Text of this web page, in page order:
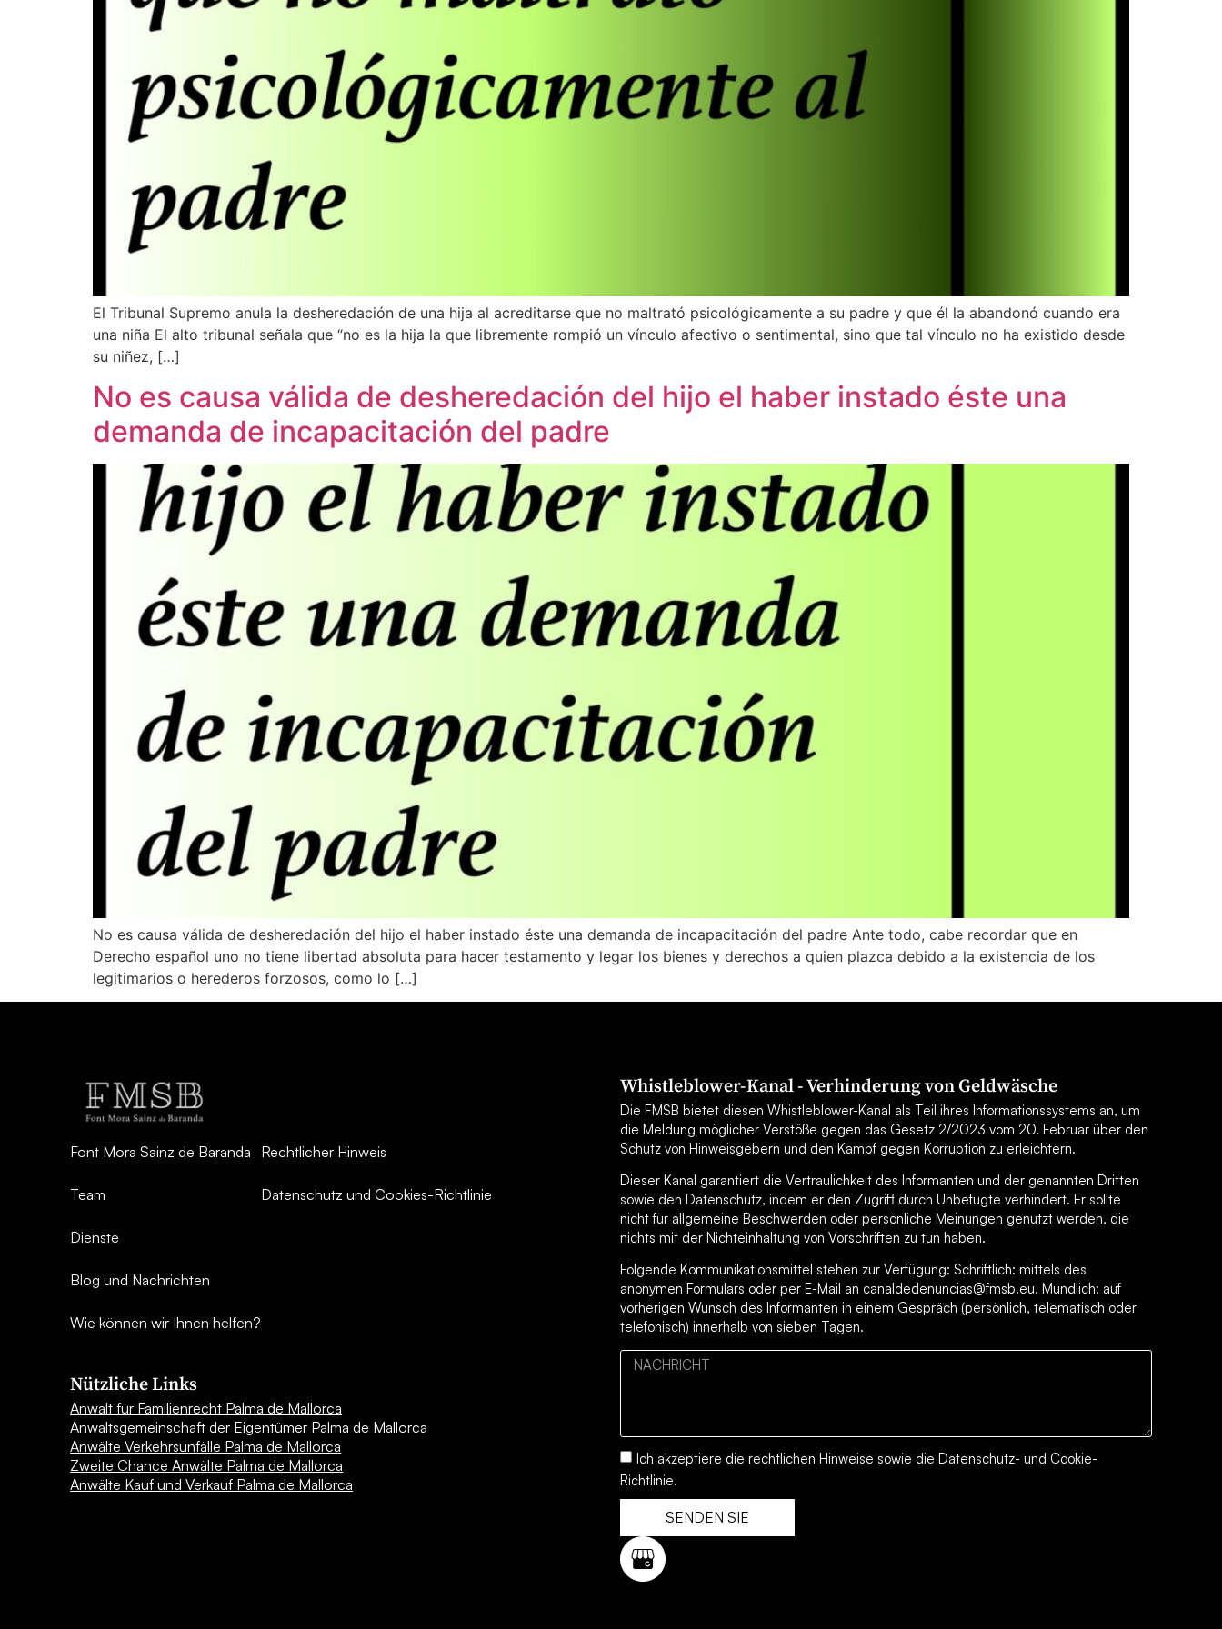
Wie können wir Ihnen helfen?
El Tribunal Supremo anula la desheredación de una hija al acreditarse que no maltrató psicológicamente a su padre y que él la abandonó cuando era
una niña El alto tribunal señala que “no es la hija la que libremente rompió un vínculo afectivo o sentimental, sino que tal vínculo no ha existido desde
su niñez, […]
No es causa válida de desheredación del hijo el haber instado éste una
demanda de incapacitación del padre
No es causa válida de desheredación del hijo el haber instado éste una demanda de incapacitación del padre Ante todo, cabe recordar que en
Derecho español uno no tiene libertad absoluta para hacer testamento y legar los bienes y derechos a quien plazca debido a la existencia de los
legitimarios o herederos forzosos, como lo […]
Font Mora Sainz de Baranda
Team
Dienste
Blog und Nachrichten
Wie können wir Ihnen helfen?
Rechtlicher Hinweis
Datenschutz und Cookies-Richtlinie
Nützliche Links
Anwalt für Familienrecht Palma de Mallorca
Anwaltsgemeinschaft der Eigentümer Palma de Mallorca
Anwälte Verkehrsunfälle Palma de Mallorca
Zweite Chance Anwälte Palma de Mallorca
Anwälte Kauf und Verkauf Palma de Mallorca
Whistleblower-Kanal - Verhinderung von Geldwäsche
Die FMSB bietet diesen Whistleblower-Kanal als Teil ihres Informationssystems an, um
die Meldung möglicher Verstöße gegen das Gesetz 2/2023 vom 20. Februar über den
Schutz von Hinweisgebern und den Kampf gegen Korruption zu erleichtern.
Dieser Kanal garantiert die Vertraulichkeit des Informanten und der genannten Dritten
sowie den Datenschutz, indem er den Zugriff durch Unbefugte verhindert. Er sollte
nicht für allgemeine Beschwerden oder persönliche Meinungen genutzt werden, die
nichts mit der Nichteinhaltung von Vorschriften zu tun haben.
Folgende Kommunikationsmittel stehen zur Verfügung: Schriftlich: mittels des
anonymen Formulars oder per E-Mail an canaldedenuncias@fmsb.eu. Mündlich: auf
vorherigen Wunsch des Informanten in einem Gespräch (persönlich, telematisch oder
telefonisch) innerhalb von sieben Tagen.
Ich akzeptiere die rechtlichen Hinweise sowie die Datenschutz- und Cookie-
Richtlinie.
SENDEN SIE